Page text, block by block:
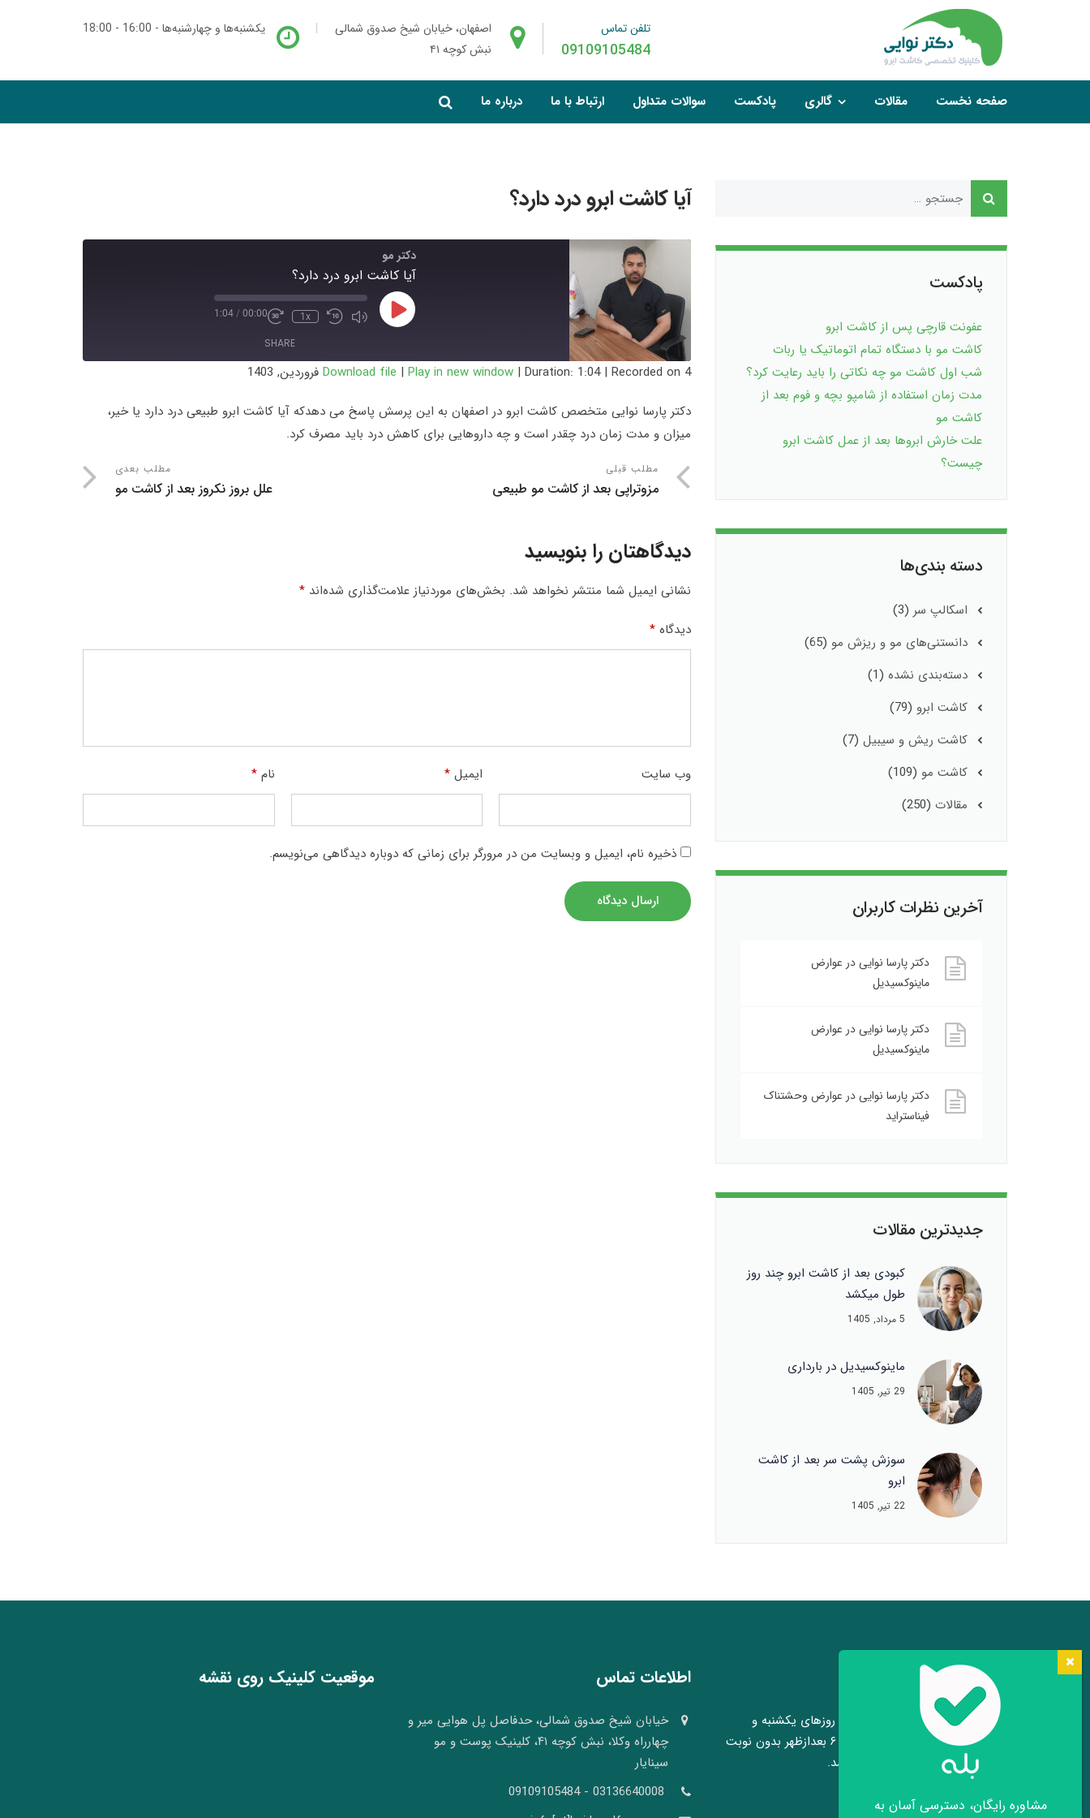
یکشنبه‌ها و چهارشنبه‌ها - 16:00 - 18:00
اصفهان، خیابان شیخ صدوق شمالی
نبش کوچه ۴۱
تلفن تماس
09109105484
صفحه نخست مقالات گالری پادکست سوالات متداول ارتباط با ما درباره ما
آیا کاشت ابرو درد دارد؟
دکتر مو
آیا کاشت ابرو درد دارد؟
1x
00:00
/
1:04
SHARE
LINK
Download file | Play in new window | Duration: 1:04| Recorded on 4 فروردین, 1403
دکتر پارسا نوایی متخصص کاشت ابرو در اصفهان به این پرسش پاسخ می دهدکه آیا کاشت ابرو طبیعی درد دارد یا خیر،
میزان و مدت زمان درد چقدر است و چه داروهایی برای کاهش درد باید مصرف کرد.
مطلب قبلی
مزوتراپی بعد از کاشت مو طبیعی
مطلب بعدی
علل بروز نکروز بعد از کاشت مو
دیدگاهتان را بنویسید
نشانی ایمیل شما منتشر نخواهد شد. بخش‌های موردنیاز علامت‌گذاری شده‌اند *
دیدگاه *
نام* ایمیل * وب‌ سایت
ذخیره نام، ایمیل و وبسایت من در مرورگر برای زمانی که دوباره دیدگاهی می‌نویسم.
ارسال دیدگاه
پادکست
عفونت قارچی پس از کاشت ابرو
کاشت مو با دستگاه تمام اتوماتیک یا ربات
شب اول کاشت مو چه نکاتی را باید رعایت کرد؟
مدت زمان استفاده از شامپو بچه و فوم بعد از
کاشت مو
علت خارش ابروها بعد از عمل کاشت ابرو
چیست؟
دسته بندی‌ها
اسکالپ سر (3)
دانستنی‌های مو و ریزش مو (65)
دسته‌بندی نشده (1)
کاشت ابرو (79)
کاشت ریش و سیبیل (7)
کاشت مو (109)
مقالات (250)
آخرین نظرات کاربران
دکتر پارسا نواییدر عوارض
ماینوکسیدیل
دکتر پارسا نواییدر عوارض
ماینوکسیدیل
دکتر پارسا نواییدر عوارض وحشتناک
فیناستراید
جدیدترین مقالات
کبودی بعد از کاشت ابرو چند روز
طول میکشد
5 مرداد, 1405
ماینوکسیدیل در بارداری
29 تیر, 1405
سوزش پشت سر بعد از کاشت
ابرو
22 تیر, 1405
مشاوره رایگان حضوری
مشاوره رایگان حضوری کاشت ابرو روزهای یکشنبه و
چهارشنبه هر هفته بین ساعت ۴ تا ۶ بعدازظهر بدون نوبت
قبلی در محل کلینیک برقرار می باشد.
اطلاعات تماس
خیابان شیخ صدوق شمالی، حدفاصل پل هوایی میر و
چهارراه وکلا، نبش کوچه ۴۱، کلینیک پوست و مو
سینایار
موقعیت کلینیک روی نقشه
مشاوره رایگان، دسترسی آسان به